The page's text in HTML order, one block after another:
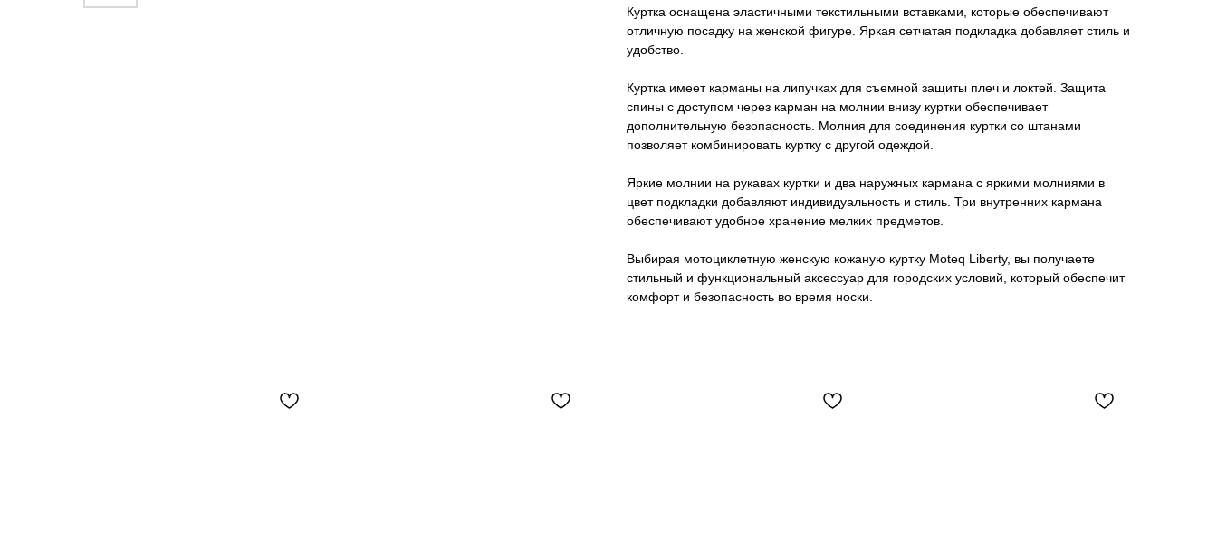
Куртка оснащена эластичными текстильными вставками, которые обеспечивают
отличную посадку на женской фигуре. Яркая сетчатая подкладка добавляет стиль и
удобство.
Куртка имеет карманы на липучках для съемной защиты плеч и локтей. Защита
спины с доступом через карман на молнии внизу куртки обеспечивает
дополнительную безопасность. Молния для соединения куртки со штанами
позволяет комбинировать куртку с другой одеждой.
Яркие молнии на рукавах куртки и два наружных кармана с яркими молниями в
цвет подкладки добавляют индивидуальность и стиль. Три внутренних кармана
обеспечивают удобное хранение мелких предметов.
Выбирая мотоциклетную женскую кожаную куртку Moteq Liberty, вы получаете
стильный и функциональный аксессуар для городских условий, который обеспечит
комфорт и безопасность во время носки.